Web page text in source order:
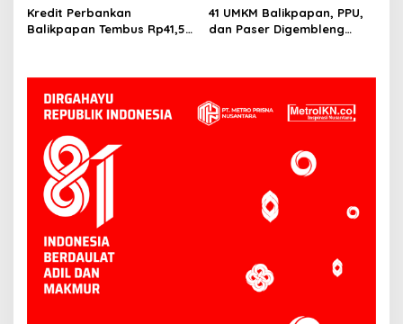
Siapkan Peternak Baru PPU Terkendali
Kredit Perbankan
Balikpapan Tembus Rp41,5
41 UMKM Balikpapan, PPU,
dan Paser Digembleng